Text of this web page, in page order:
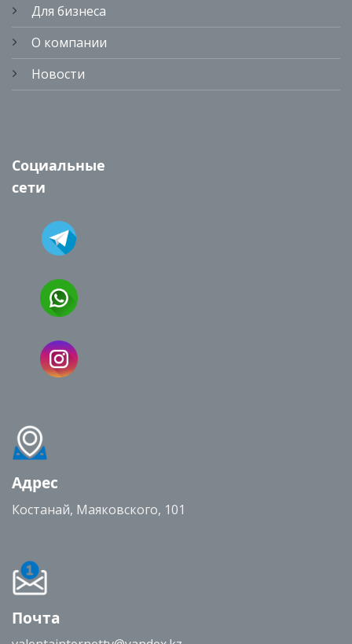
Для бизнеса
О компании
Новости
Социальные
сети
Адрес
Костанай, Маяковского, 101
Почта